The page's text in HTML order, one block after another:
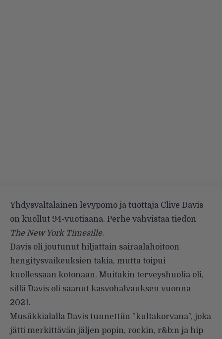
Yhdysvaltalainen levypomo ja tuottaja Clive Davis
on kuollut 94-vuotiaana. Perhe vahvistaa tiedon
The New York Timesille.
Davis oli joutunut hiljattain sairaalahoitoon
hengitysvaikeuksien takia, mutta toipui
kuollessaan kotonaan. Muitakin terveyshuolia oli,
sillä Davis oli saanut kasvohalvauksen vuonna
2021.
Musiikkialalla Davis tunnettiin ”kultakorvana”, joka
jätti merkittävän jäljen popin, rockin, r&b:n ja hip